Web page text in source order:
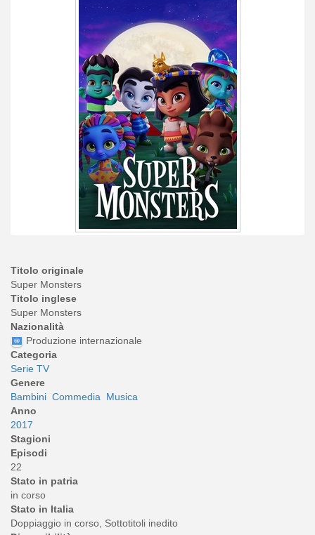
Titolo originale
Super Monsters
Titolo inglese
Super Monsters
Nazionalità
Produzione internazionale
Categoria
Serie TV
Genere
Bambini Commedia
Musica
Anno
2017
Stagioni
Episodi
22
Stato in patria
in corso
Stato in Italia
Doppiaggio in corso, Sottotitoli inedito